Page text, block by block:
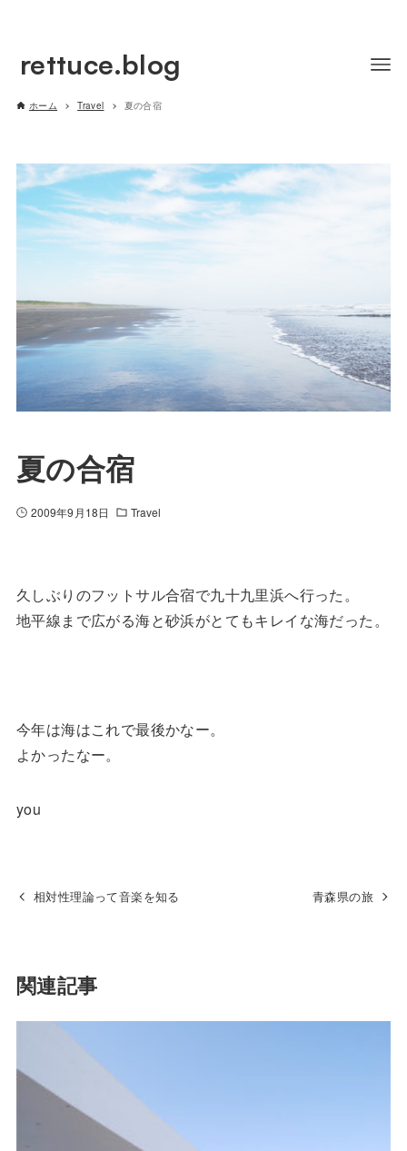
rettuce.blog
ホーム Travel 夏の合宿
夏の合宿
2009年9月18日 Travel
久しぶりのフットサル合宿で九十九里浜へ行った。
地平線まで広がる海と砂浜がとてもキレイな海だった。
今年は海はこれで最後かなー。
よかったなー。
you
相対性理論って音楽を知る 青森県の旅
関連記事